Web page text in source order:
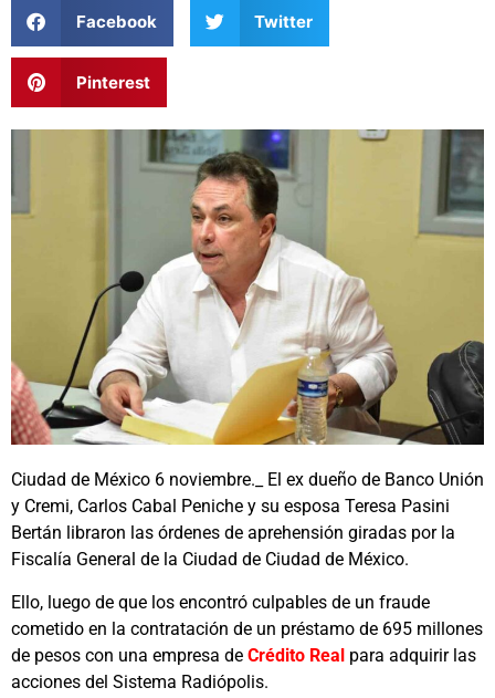
Facebook Twitter
Pinterest
Ciudad de México 6 noviembre._ El ex dueño de Banco Unión
y Cremi, Carlos Cabal Peniche y su esposa Teresa Pasini
Bertán libraron las órdenes de aprehensión giradas por la
Fiscalía General de la Ciudad de Ciudad de México.
Ello, luego de que los encontró culpables de un fraude
cometido en la contratación de un préstamo de 695 millones
de pesos con una empresa de Crédito Real para adquirir las
acciones del Sistema Radiópolis.